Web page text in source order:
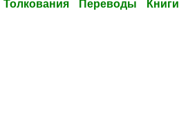
Толкования Переводы Книги